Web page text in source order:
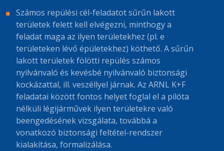
Számos repülési cél-feladatot sűrűn lakott
területek felett kell elvégezni, minthogy a
feladat maga az ilyen területekhez (pl. e
területeken lévő épületekhez) köthető. A sűrűn
lakott területek fölötti repülés számos
nyilvánvaló és kevésbé nyilvánvaló biztonsági
kockázattal, ill. veszéllyel járnak. Az ARNL K+F
feladatai között fontos helyet foglal el a pilóta
nélküli légijárművek ilyen területekre való
beengedésének vizsgálata, továbbá a
vonatkozó biztonsági feltétel-rendszer
kialakítása, formalizálása.